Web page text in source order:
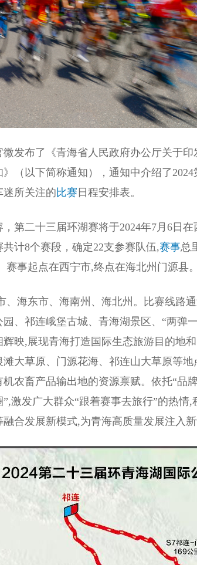
发布了《青海省人民政府办公厅关于
（以下简称通知），通知中介绍了
迷所关注的 比赛 日程安排表。
第二十三届环湖赛将于2024年7月6日
计8个赛段，确定22支参赛队伍,赛事总
赛事起点在西宁市,终点在海北州门源县。
、海东市、海南州、海北州。比赛线路
园、祁连峨堡古城、青海湖景区、“两弹
映,展现青海打造国际生态旅游目的地
大草原、门源花海、祁连山大草原等
农畜产品输出地的资源禀赋。依托“品
激发广大群众“跟着赛事去旅行”的热
合发展新模式,为青海高质量发展注入新